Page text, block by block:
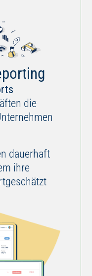
die
dauerhaft
ihre